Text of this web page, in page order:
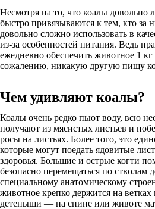
Несмотря на то, что коалы довольно
быстро привязываются к тем, кто за
довольно сложно использовать в
из-за особенностей питания. Ведь
ежедневно обеспечить животное 1
сожалению, никакую другую пищу
Чем удивляют коалы?
Коалы очень редко пьют воду, всю
получают из мясистых листьев и
росы на листьях. Более того, это
которые могут поедать ядовитые
здоровья. Большие и острые когти
безопасно перемещаться по стволам
специальному анатомическому
животное крепко держится на
детеныши — на спине или животе